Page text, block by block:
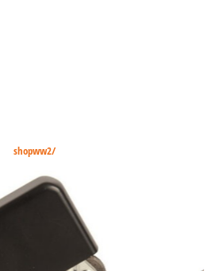
shopww2/